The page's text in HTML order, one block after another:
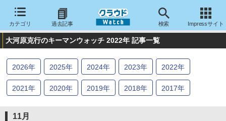
カテゴリ 過去記事 検索 Impressサイト
大河原克行のキーマンウォッチ 2022年 記事一覧
2026年 2025年 2024年 2023年 2022年
2021年 2020年 2019年 2018年 2017年
11月